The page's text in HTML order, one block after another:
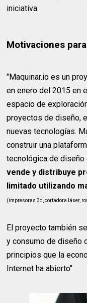
iniciativa.
Motivaciones
"Maquinar.io es un
en enero del 2015 en
espacio de
proyectos de diseño,
nuevas tecnologías.
construir una
tecnológica de diseño
vende y distribuye
limitado utilizando
(impresoras 3d, cortadora láser,
El proyecto también
y consumo de diseño
principios que la
Internet ha abierto".